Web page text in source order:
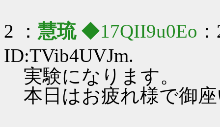
2 ： 慧琉◆17QII9u0Eo
ID:TVib4UVJm.
実験になります。
本日はお疲れ様で御